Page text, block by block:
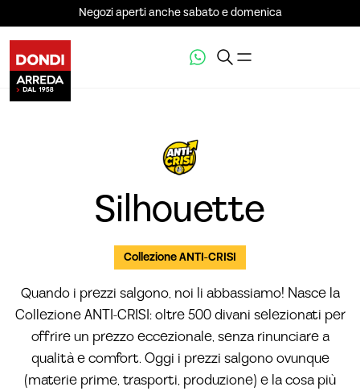
Negozi aperti anche sabato e domenica
VEDI LA GALLERIA (5)
Silhouette
Collezione ANTI-CRISI
Quando i prezzi salgono, noi li abbassiamo! Nasce la
Collezione ANTI-CRISI: oltre 500 divani selezionati per
offrire un prezzo eccezionale, senza rinunciare a
qualità e comfort. Oggi i prezzi salgono ovunque
(materie prime, trasporti, produzione) e la cosa più